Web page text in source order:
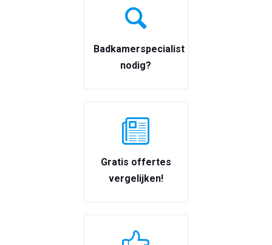
Badkamerspecialist
nodig?
Gratis offertes
vergelijken!